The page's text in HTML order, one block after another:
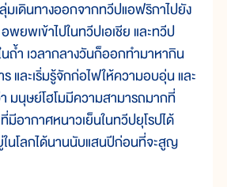
มเดินทางออกจากทวีปแอฟริกาไปยัง
พยพเข้าไปในทวีปเอเชีย และทวีป
ถ้ำ เวลากลางวันก็ออกทำมาหากิน
และเริ่มรู้จักก่อไฟให้ความอบอุ่น และ
มนุษย์โฮโมมีความสามารถมากที่
อากาศหนาวเย็นในทวีปยุโรปได้
นโลกได้นานนับแสนปีก่อนที่จะสูญ